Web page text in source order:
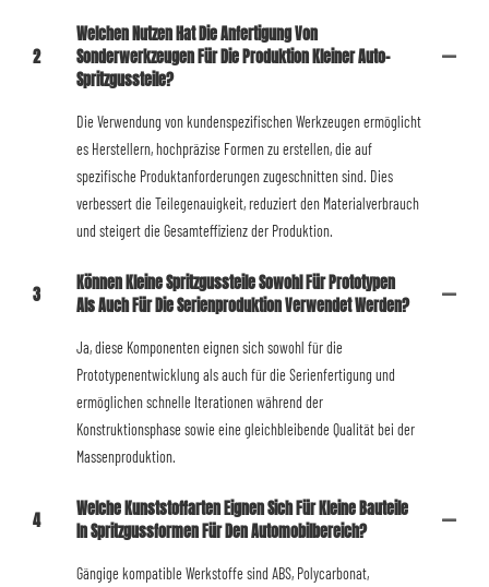
2
Welchen Nutzen Hat Die Anfertigung Von
Sonderwerkzeugen Für Die Produktion Kleiner Auto-
Spritzgussteile?
Die Verwendung von kundenspezifischen Werkzeugen ermöglicht
es Herstellern, hochpräzise Formen zu erstellen, die auf
spezifische Produktanforderungen zugeschnitten sind. Dies
verbessert die Teilegenauigkeit, reduziert den Materialverbrauch
und steigert die Gesamteffizienz der Produktion.
3
Können Kleine Spritzgussteile Sowohl Für Prototypen
Als Auch Für Die Serienproduktion Verwendet Werden?
Ja, diese Komponenten eignen sich sowohl für die
Prototypenentwicklung als auch für die Serienfertigung und
ermöglichen schnelle Iterationen während der
Konstruktionsphase sowie eine gleichbleibende Qualität bei der
Massenproduktion.
4
Welche Kunststoffarten Eignen Sich Für Kleine Bauteile
In Spritzgussformen Für Den Automobilbereich?
Gängige kompatible Werkstoffe sind ABS, Polycarbonat,